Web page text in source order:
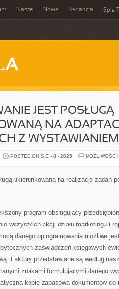
Nasze Nowe Redakcja Spis
JEST POSŁUGĄ
NA
Z
POSTED ON SIE - 8 - 2025 MOŻLIWOŚĆ
ukierunkowaną na realizację zadań
program obsługujący
wszystkich akcji działu marketingu i
danego oprogramowania możliwe
zaświadczeń księgowych
Faktury przedstawiane są według
znakami formułującymi danego
kopię zapasową dokumentów co